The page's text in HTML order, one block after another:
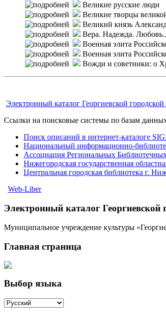
Великие русские люди
Великие творцы
Великий князь
Вера. Надежда.
Военная элита
Военная элита
Вожди и советники: о
Электронный каталог Георгиевской
Ссылки на поисковые системы по базам
Поиск описаний в интернет-каталоге
Национальный информационно-
Ассоциация Региональных
Нижегородская государственная
Центральная городская библиотека г.
Web-Liber
Электронный каталог Георгиевской
Муниципальное учреждение культуры
Главная страница
Выбор языка